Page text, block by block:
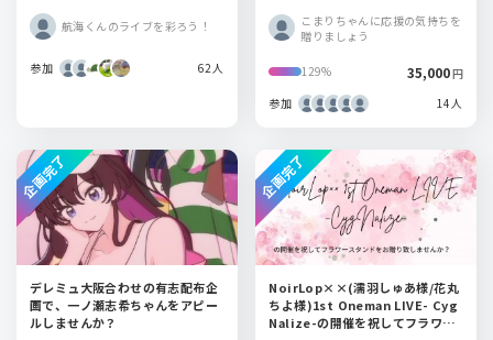
航海くんのライブを彩ろう！
参加 62人
こまりちゃんに応援の気持ちを
贈りましょう
129% 35,000円
参加
14人
デレミュ大阪合わせの有志配布企
画で、一ノ瀬志希ちゃんをアピー
ルしませんか？
企画完了
NoirLop××(濡羽しゅあ様/花丸
ちよ様)1st Oneman LIVE- Cyg
Nalize-の開催を祝してフラワー
企画完了